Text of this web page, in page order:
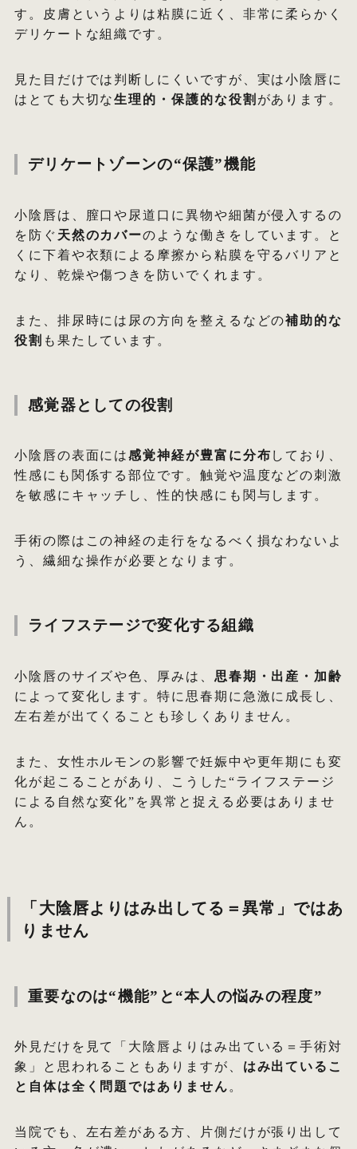
す。皮膚というよりは粘膜に近く、非常に柔らかく
デリケートな組織です。
見た目だけでは判断しにくいですが、実は小陰唇に
はとても大切な生理的・保護的な役割 があります。
デリケートゾーンの“保護”機能
小陰唇は、膣口や尿道口に異物や細菌が侵入するの
を防ぐ 天然のカバーのような働きをしています。と
くに下着や衣類による摩擦から粘膜を守るバリアと
なり、乾燥や傷つきを防いでくれます。
また、排尿時には尿の方向を整えるなどの補助的な
役割 も果たしています。
感覚器としての役割
小陰唇の表面には感覚神経が豊富に分布 しており、
性感にも関係する部位です。触覚や温度などの刺激
を敏感にキャッチし、性的快感にも関与します。
手術の際はこの神経の走行をなるべく損なわないよ
う、繊細な操作が必要となります。
ライフステージで変化する組織
小陰唇のサイズや色、厚みは、 思春期・出産・加齢
によって変化します。特に思春期に急激に成長し、
左右差が出てくることも珍しくありません。
また、女性ホルモンの影響で妊娠中や更年期にも変
化が起こることがあり、こうした“ライフステージ
による自然な変化”を異常と捉える必要はありませ
ん。
「大陰唇よりはみ出してる＝異常」ではあ
りません
重要なのは“機能”と“本人の悩みの程度”
外見だけを見て「大陰唇よりはみ出ている＝手術対
象」と思われることもありますが、 はみ出ているこ
と自体は全く問題ではありません 。
当院でも、左右差がある方、片側だけが張り出して